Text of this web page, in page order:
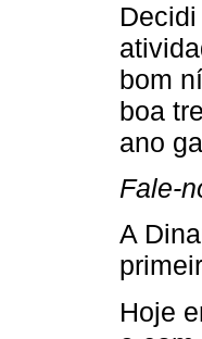
bom
boa
ano
Fale-
A
Hoje